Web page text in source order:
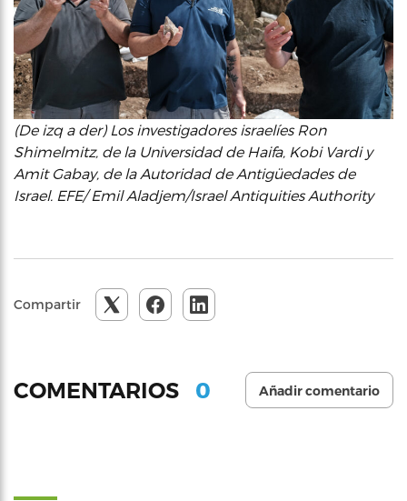
(De izq a der) Los investigadores israelíes Ron
Shimelmitz, de la Universidad de Haifa, Kobi Vardi y
Amit Gabay, de la Autoridad de Antigüedades de
Israel. EFE/ Emil Aladjem/Israel Antiquities Authority
Compartir
COMENTARIOS 0 Añadir comentario